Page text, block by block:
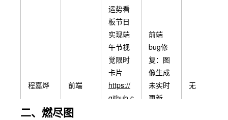
程嘉烨 前端
运势看
板节日
实现端
午节视
觉限时
卡片
https://
github.c
前端
bug修
复：图
像生成
未实时
更新，
无
二、燃尽图